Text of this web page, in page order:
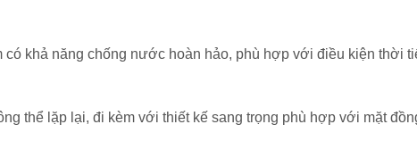
có khả năng chống nước hoàn hảo, phù hợp với điều kiện thời
thể lặp lại, đi kèm với thiết kế sang trọng phù hợp với mặt